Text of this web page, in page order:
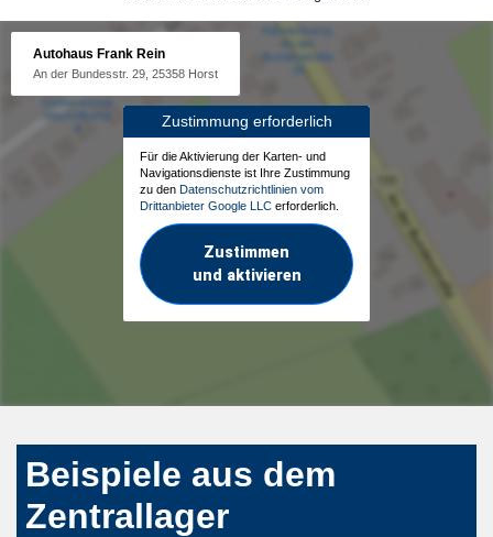
Autohaus Frank Rein
An der Bundesstr. 29, 25358 Horst
Zustimmung erforderlich
Für die Aktivierung der Karten- und
Navigationsdienste ist Ihre Zustimmung
zu den Datenschutzrichtlinien vom
Drittanbieter Google LLC erforderlich.
Zustimmen
und aktivieren
Beispiele aus dem
Zentrallager